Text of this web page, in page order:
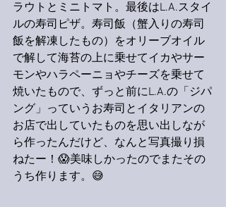
ラウトとミニトマト。最後はL.A.スタイ
ルの寿司ピザ。寿司飯（蟹入りの寿司
飯を解凍したもの）をオリーブオイル
で解して海苔の上に乗せてイカやサー
モンやハラペーニョやチーズを乗せて
焼いたもので、ずっと前にL.A.の「ジパ
ング」っていうお寿司とイタリアンの
お店で出していたものを思い出しなが
ら作ったんだけど、なんと写真撮り損
ねたー！😱美味しかったのでまたその
うち作ります。😅